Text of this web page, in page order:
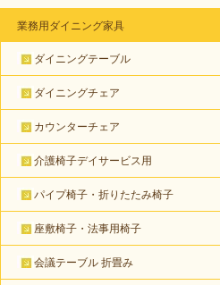
業務用ダイニング家具
ダイニングテーブル
ダイニングチェア
カウンターチェア
介護椅子デイサービス用
パイプ椅子・折りたたみ椅子
座敷椅子・法事用椅子
会議テーブル 折畳み